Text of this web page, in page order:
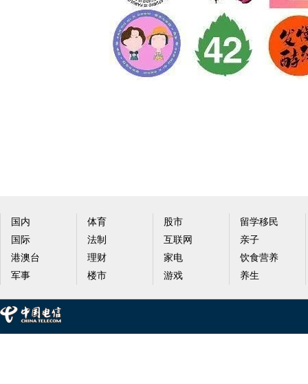
国内
国际
港澳台
军事
体育
法制
理财
楼市
股市
互联网
家电
游戏
留学移民
亲子
饮食营养
养生